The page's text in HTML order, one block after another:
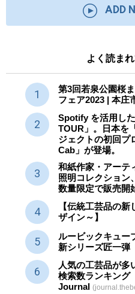
ADD
よく読ま
第3回若泉公園桜
フェア2023 | 本庄
Spotify を活用し
TOUR」。日本を
ジェクトの初回プ
Cab」が登場。
和紙作家・アーテ
照明コレクション
数量限定で販売開
【伝統工芸品の
ザイン～】
ルービックキュー
新シリーズ匠一弾
人気の工芸品が多
検索数ランキング
Journal